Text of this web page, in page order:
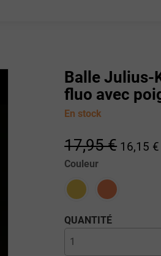
Balle Julius-
fluo avec
En stock
17,95 € 16,15 €
Couleur
QUANTITÉ